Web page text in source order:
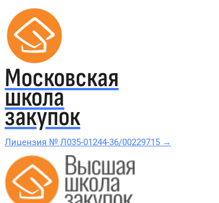
Московская
школа
закупок
Лицензия № Л035-01244-36/00229715 →
Проверить в реестре Рособрнадзора →